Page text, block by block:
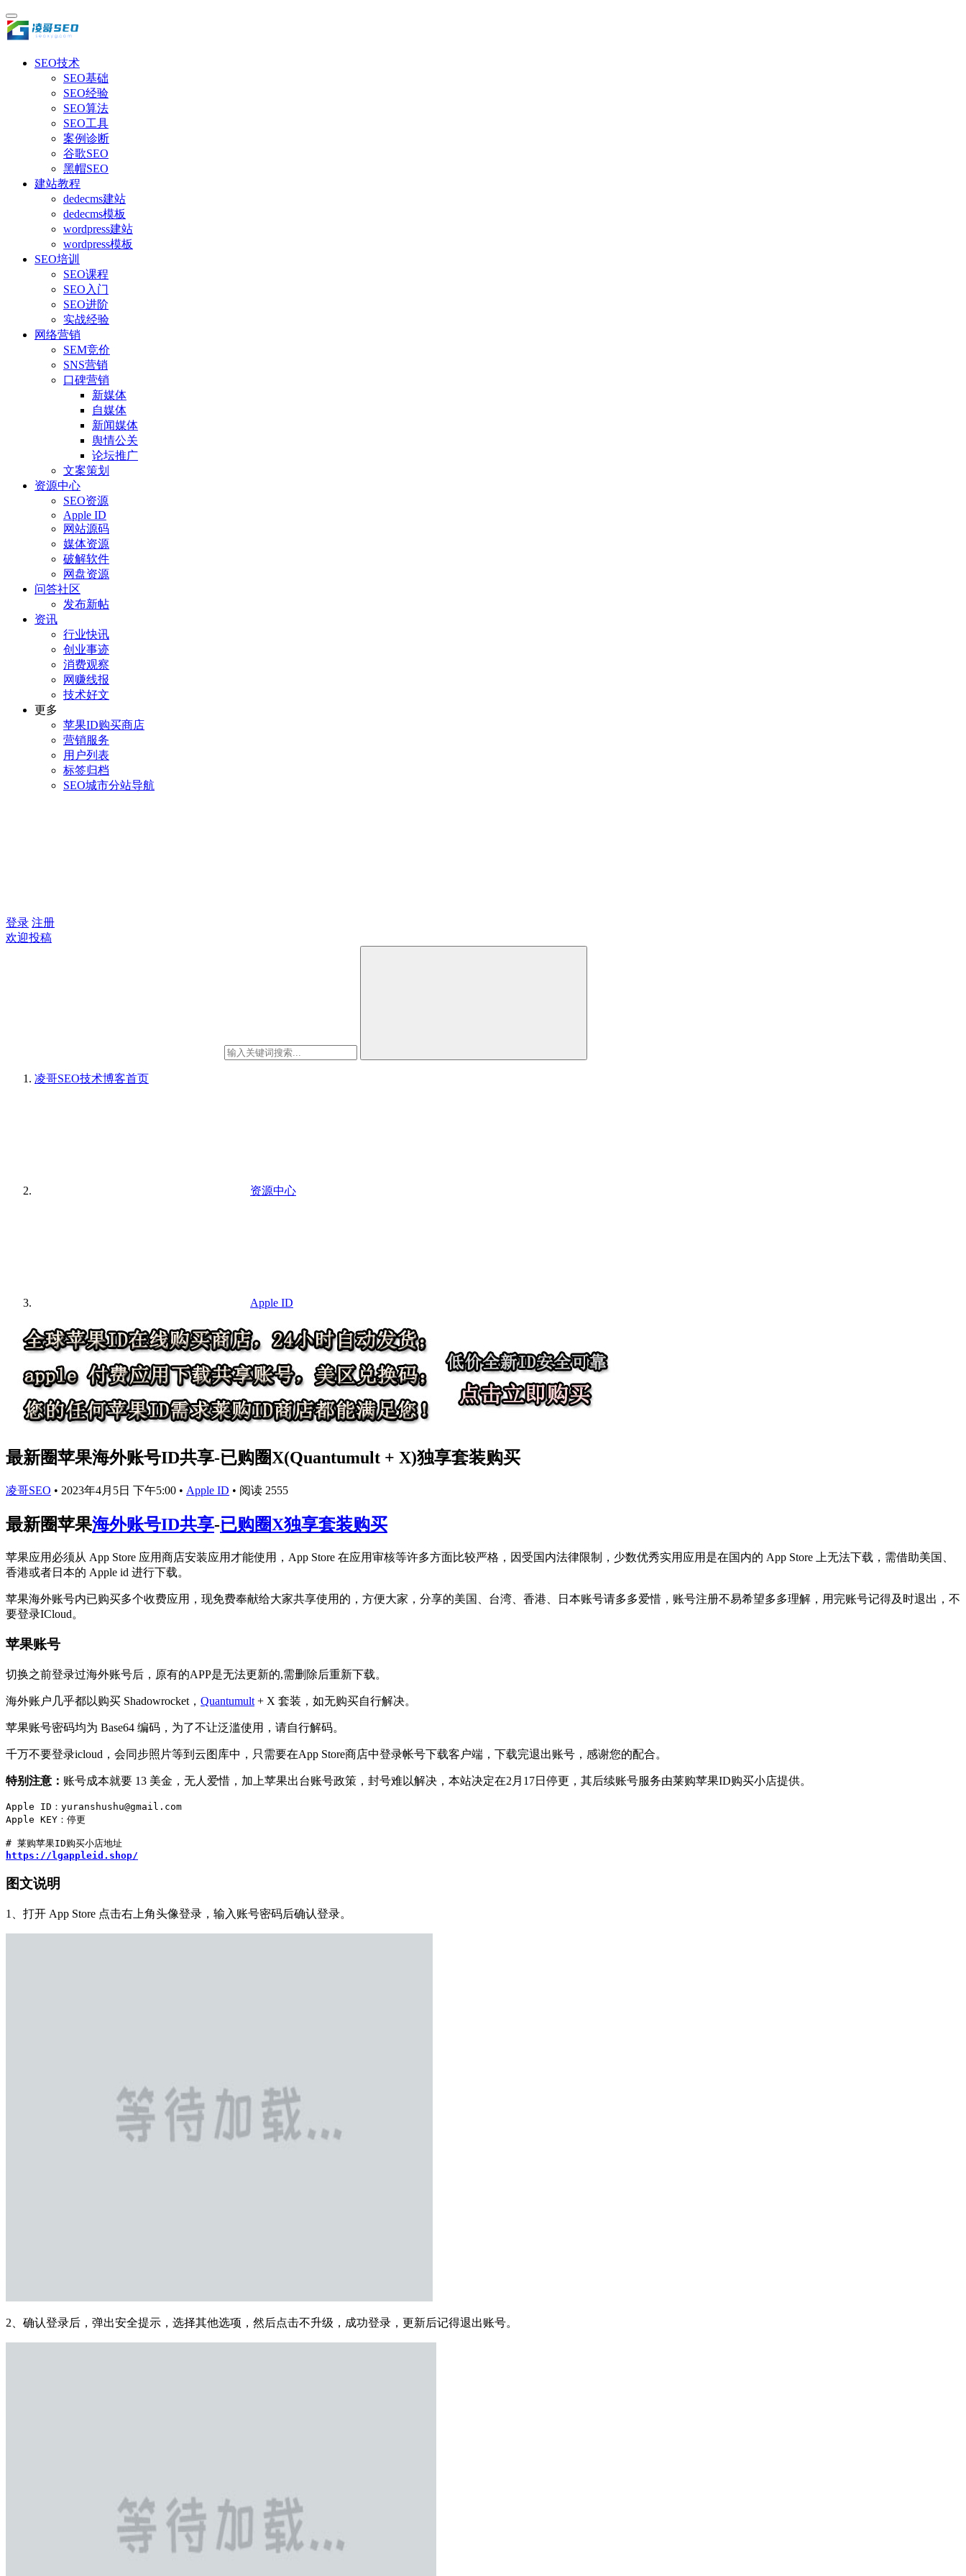
SEO技术
SEO基础
SEO经验
SEO算法
SEO工具
案例诊断
谷歌SEO
黑帽SEO
建站教程
dedecms建站
dedecms模板
wordpress建站
wordpress模板
SEO培训
SEO课程
SEO入门
SEO进阶
实战经验
网络营销
SEM竞价
SNS营销
口碑营销
新媒体
自媒体
新闻媒体
舆情公关
论坛推广
文案策划
资源中心
SEO资源
Apple ID
网站源码
媒体资源
破解软件
网盘资源
问答社区
发布新帖
资讯
行业快讯
创业事迹
消费观察
网赚线报
技术好文
更多
苹果ID购买商店
营销服务
用户列表
标签归档
SEO城市分站导航
登录 注册
欢迎投稿
凌哥SEO技术博客首页
资源中心
Apple ID
最新圈苹果海外账号ID共享-已购圈X(Quantumult + X)独享套装购买
凌哥SEO • 2023年4月5日 下午5:00 • Apple ID • 阅读 2555
最新圈苹果海外账号ID共享-已购圈X独享套装购买
苹果应用必须从 App Store 应用商店安装应用才能使用，App Store 在应用审核等许多方面比较严格，因受国内法律限制，少数优秀实用应用是在国内的 App Store 上无法下载，需借助美国、
香港或者日本的 Apple id 进行下载。
苹果海外账号内已购买多个收费应用，现免费奉献给大家共享使用的，方便大家，分享的美国、台湾、香港、日本账号请多多爱惜，账号注册不易希望多多理解，用完账号记得及时退出，不
要登录ICloud。
苹果账号
切换之前登录过海外账号后，原有的APP是无法更新的,需删除后重新下载。
海外账户几乎都以购买 Shadowrocket， Quantumult + X 套装，如无购买自行解决。
苹果账号密码均为 Base64 编码，为了不让泛滥使用，请自行解码。
千万不要登录icloud，会同步照片等到云图库中，只需要在App Store商店中登录帐号下载客户端，下载完退出账号，感谢您的配合。
特别注意： 账号成本就要 13 美金，无人爱惜，加上苹果出台账号政策，封号难以解决，本站决定在2月17日停更，其后续账号服务由莱购苹果ID购买小店提供。
Apple ID：yuranshushu@gmail.com
Apple KEY：停更
https://lgappleid.shop/
图文说明
1、打开 App Store 点击右上角头像登录，输入账号密码后确认登录。
2、确认登录后，弹出安全提示，选择其他选项，然后点击不升级，成功登录，更新后记得退出账号。